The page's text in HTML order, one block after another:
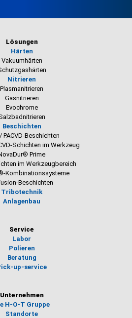
Lösungen
Härten
Vakuumhärten
Nitrieren
Plasmanitrieren
Gasnitrieren
Evochrome
Beschichten
PACVD-Beschichten
Schichten im Werkzeug
Prime
im Werkzeugbereich
Kombinationssysteme
Beschichten
Tribotechnik
Anlagenbau
Service
Labor
Polieren
Beratung
up-service
Unternehmen
H-O-T Gruppe
Standorte